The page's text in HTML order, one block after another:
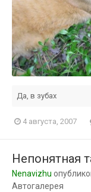
Да, в зубах
4 августа, 2007
Непонятная
Nenavizhu
Автогалерея